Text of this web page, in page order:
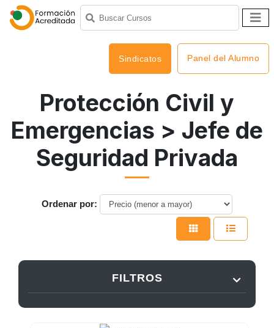
Sindicatos Panel del Alumno
Protección Civil y
Emergencias > Jefe de
Seguridad Privada
Ordenar por:
FILTROS